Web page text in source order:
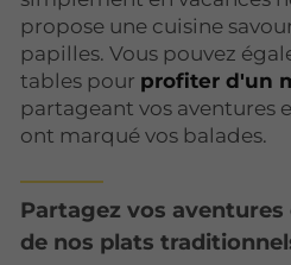
propose une cuisine
papilles. Vous pouvez
tables pour profiter d'un
partageant vos aventures
ont marqué vos balades.
Partagez vos
de nos plats